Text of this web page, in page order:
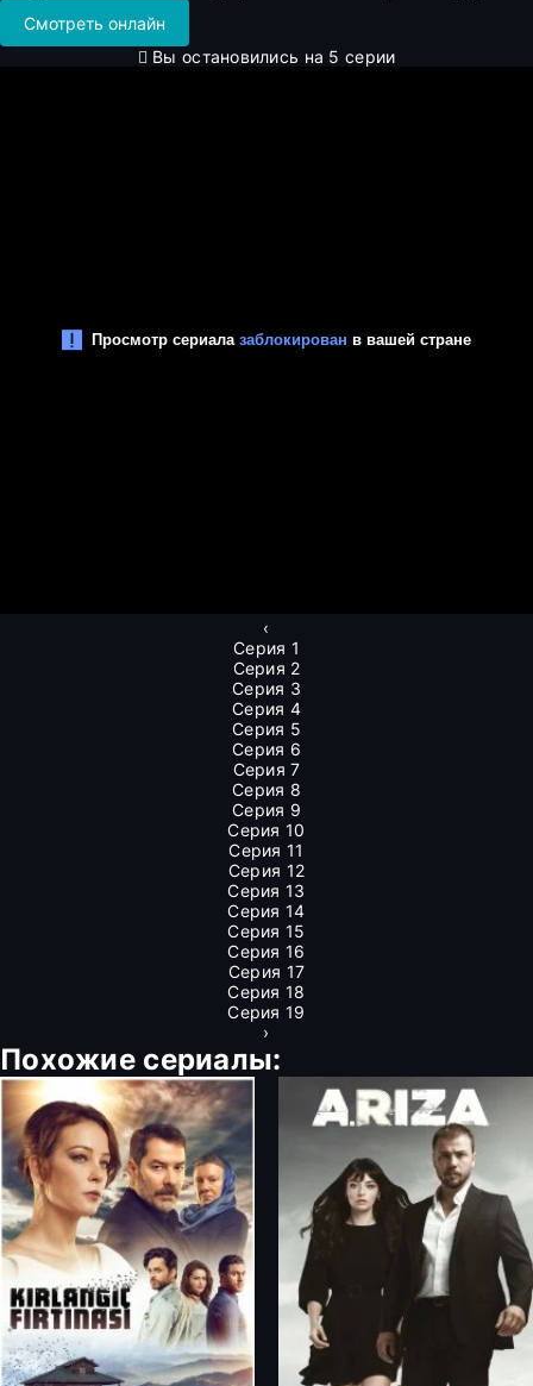
Смотреть онлайн
Вы остановились на 5 серии
‹
Серия 1
Серия 2
Серия 3
Серия 4
Серия 5
Серия 6
Серия 7
Серия 8
Серия 9
Серия 10
Серия 11
Серия 12
Серия 13
Серия 14
Серия 15
Серия 16
Серия 17
Серия 18
Серия 19
›
Похожие сериалы: